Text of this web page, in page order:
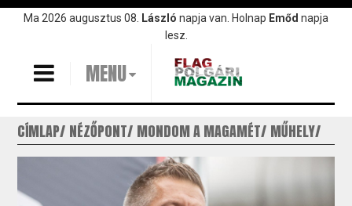
UgrásMa 2026 augusztus 08. László napja van. Holnap Emőd napja
lesz.
MENU
CÍMLAP NÉZŐPONT MONDOM A MAGAMÉT MŰHELY